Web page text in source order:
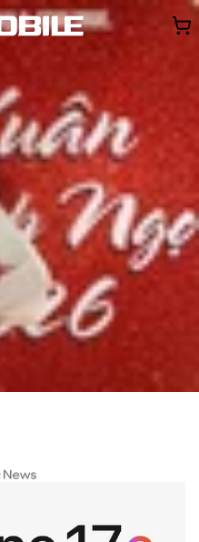
So SánhTư vấnKhuyến
Thông báoKhách
17e, model
vào tháng